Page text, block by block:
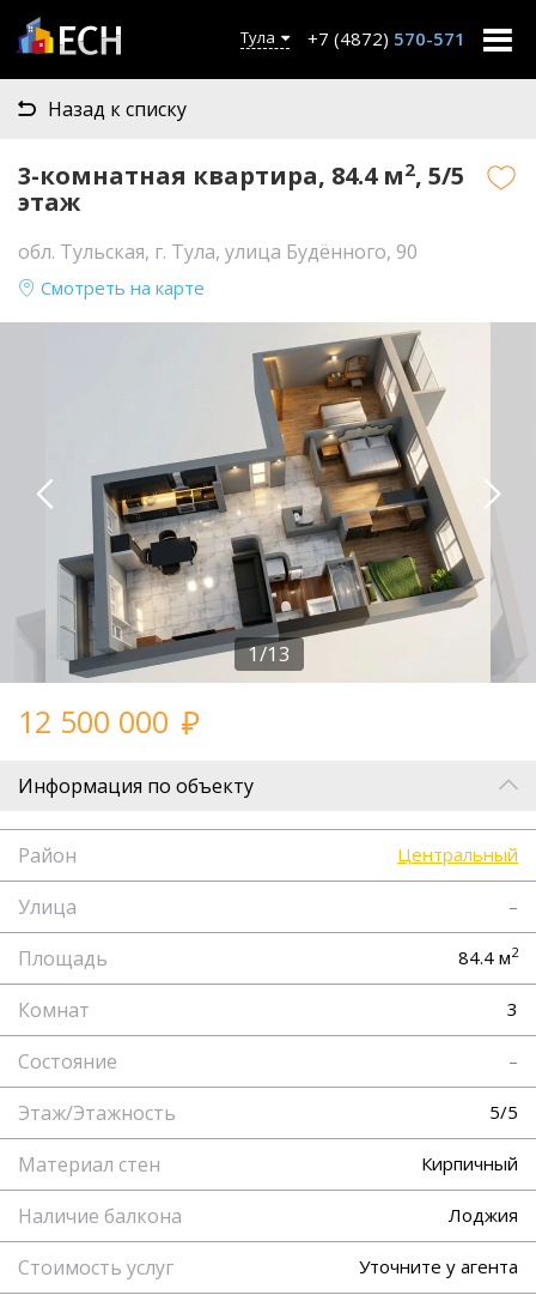
Тула +7 (4872) 570-571
Назад к списку
3-комнатная квартира, 84.4 м2, 5/5
этаж
обл. Тульская, г. Тула, улица Будённого, 90
Смотреть на карте
1/13
12 500 000
Информация по объекту
Район Центральный
Улица –
Площадь 84.4 м2
Комнат 3
Состояние –
Этаж/Этажность 5/5
Материал стен Кирпичный
Наличие балкона Лоджия
Стоимость услуг Уточните у агента